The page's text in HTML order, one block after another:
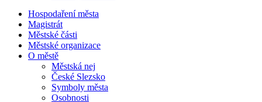
Hospodaření města
Magistrát
Městské části
Městské organizace
O městě
Městská nej
České Slezsko
Symboly města
Osobnosti